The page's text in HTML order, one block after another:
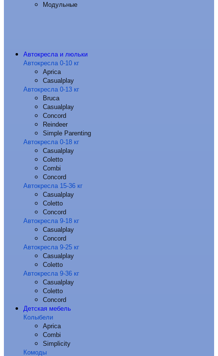
Модульные
Автокресла и люльки
Автокресла 0-10 кг
Aprica
Casualplay
Автокресла 0-13 кг
Bruca
Casualplay
Concord
Reindeer
Simple Parenting
Автокресла 0-18 кг
Casualplay
Coletto
Combi
Concord
Автокресла 15-36 кг
Casualplay
Coletto
Concord
Автокресла 9-18 кг
Casualplay
Concord
Автокресла 9-25 кг
Casualplay
Coletto
Автокресла 9-36 кг
Casualplay
Coletto
Concord
Детская мебель
Колыбели
Aprica
Combi
Simplicity
Комоды